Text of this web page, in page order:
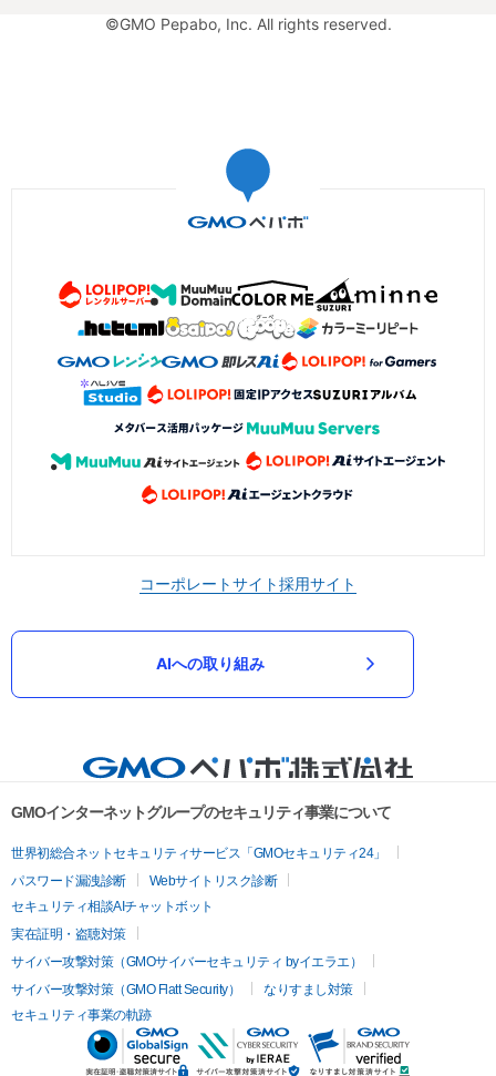
©GMO Pepabo, Inc. All rights reserved.
コーポレートサイト採用サイト
AIへの取り組み
GMOインターネットグループのセキュリティ事業について
世界初総合ネットセキュリティサービス「GMOセキュリティ24」
パスワード漏洩診断
Webサイトリスク診断
セキュリティ相談AIチャットボット
実在証明・盗聴対策
サイバー攻撃対策（GMOサイバーセキュリティ byイエラエ）
サイバー攻撃対策（GMO Flatt Security）
なりすまし対策
セキュリティ事業の軌跡